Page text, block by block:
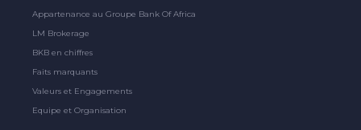
Appartenance au Groupe Bank Of Africa
LM Brokerage
BKB en chiffres
Faits marquants
Valeurs et Engagements
Equipe et Organisation